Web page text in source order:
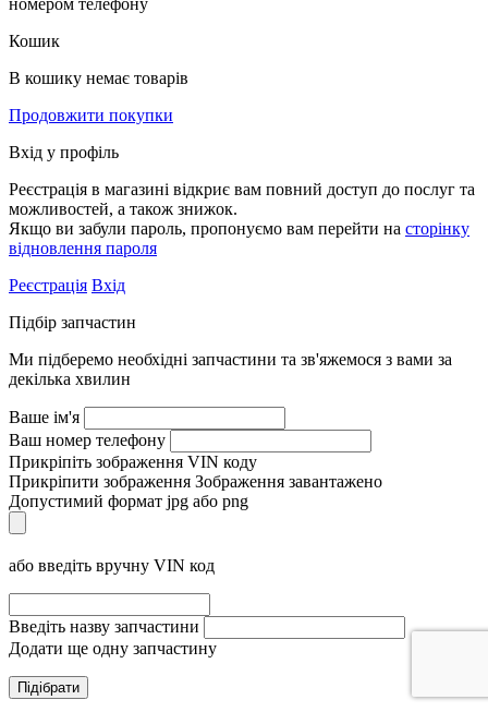
Кошик
В кошику немає товарів
Продовжити покупки
Вхід у профіль
Реєстрація в магазині відкриє вам повний доступ до послуг та
можливостей, а також знижок.
Якщо ви забули пароль, пропонуємо вам перейти на сторінку
відновлення пароля
Реєстрація Вхід
Підбір запчастин
Ми підберемо необхідні запчастини та зв'яжемося з вами за
декілька хвилин
Ваше ім'я
Ваш номер телефону
Прикріпіть зображення VIN коду
Прикріпити зображення Зображення завантажено
Допустимий формат jpg або png
або введіть вручну VIN код
Введіть назву запчастини
Додати ще одну запчастину